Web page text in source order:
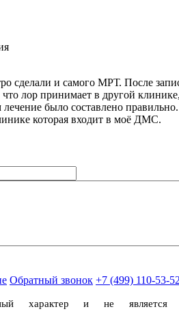
сделали и самого МРТ. После
лор принимает в другой
было составлено правильно.
которая входит в моё ДМС.
Обратный звонок +7 (499) 110-53-52
характер и не